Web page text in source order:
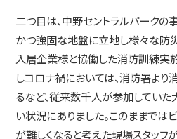
二つ目は、中野セントラルパークの
かつ強固な地盤に立地し様々な防
入居企業様と協働した消防訓練実
しコロナ禍においては、消防署よ
るなど、従来数千人が参加してい
い状況にありました。このままで
が難しくなると考えた現場スタッ